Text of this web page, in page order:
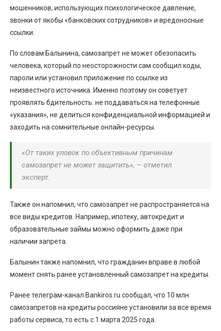
мошенников, использующих психологическое давление,
звонки от якобы «банковских сотрудников» и вредоносные
ссылки.
По словам Балынина, самозапрет не может обезопасить
человека, который по неосторожности сам сообщил коды,
пароли или установил приложение по ссылке из
неизвестного источника. Именно поэтому он советует
проявлять бдительность: не поддаваться на телефонные
«указания», не делиться конфиденциальной информацией и
заходить на сомнительные онлайн-ресурсы.
«От таких уловок по объективным причинам
самозапрет не может защитить», – отметил
эксперт.
Также он напомнил, что самозапрет не распространяется на
все виды кредитов. Например, ипотеку, автокредит и
образовательные займы можно оформить даже при
наличии запрета.
Балынин также напомнил, что гражданин вправе в любой
момент снять ранее установленный самозапрет на кредиты.
Ранее телеграм-канал Bankiros.ru сообщал, что 10 млн
самозапретов на кредиты россияне установили за все время
работы сервиса, то есть с 1 марта 2025 года.